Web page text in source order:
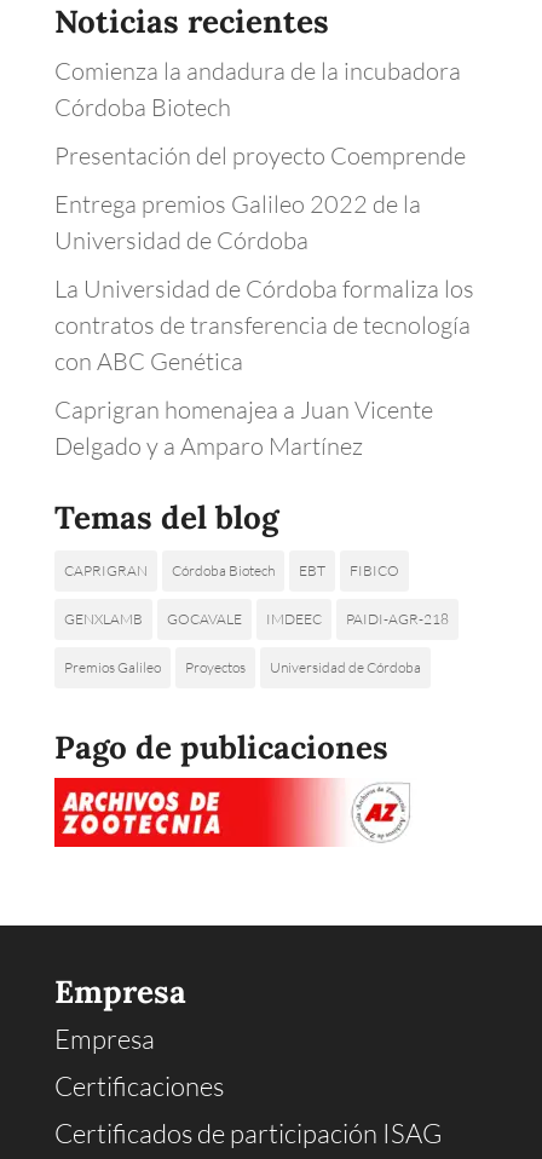
Noticias recientes
Comienza la andadura de la incubadora
Córdoba Biotech
Presentación del proyecto Coemprende
Entrega premios Galileo 2022 de la
Universidad de Córdoba
La Universidad de Córdoba formaliza los
contratos de transferencia de tecnología
con ABC Genética
Caprigran homenajea a Juan Vicente
Delgado y a Amparo Martínez
Temas del blog
CAPRIGRAN Córdoba Biotech EBT FIBICO
GENXLAMB GOCAVALE IMDEEC PAIDI-AGR-218
Premios Galileo Proyectos Universidad de Córdoba
Pago de publicaciones
Empresa
Empresa
Certificaciones
Certificados de participación ISAG